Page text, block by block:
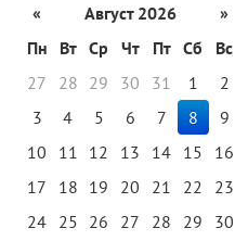
« Август 2026
»
Пн
Вт Ср Чт Пт Сб
Вс
27
28 29 30 31 1
2
3
4 5 6 7 8
9
10
11 12 13 14 15
16
17
18 19 20 21 22
23
24 25 26 27 28 29
30